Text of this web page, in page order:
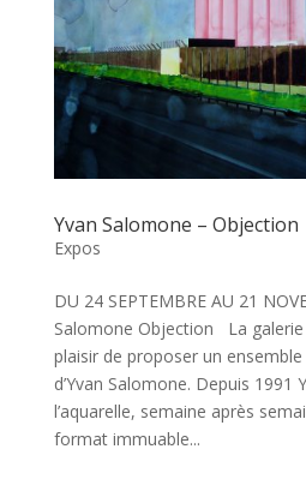
Yvan Salomone – Objection
Expos
DU 24 SEPTEMBRE AU 21
Salomone Objection La galerie
plaisir de proposer un
d’Yvan Salomone. Depuis 1991
l’aquarelle, semaine après
format immuable...